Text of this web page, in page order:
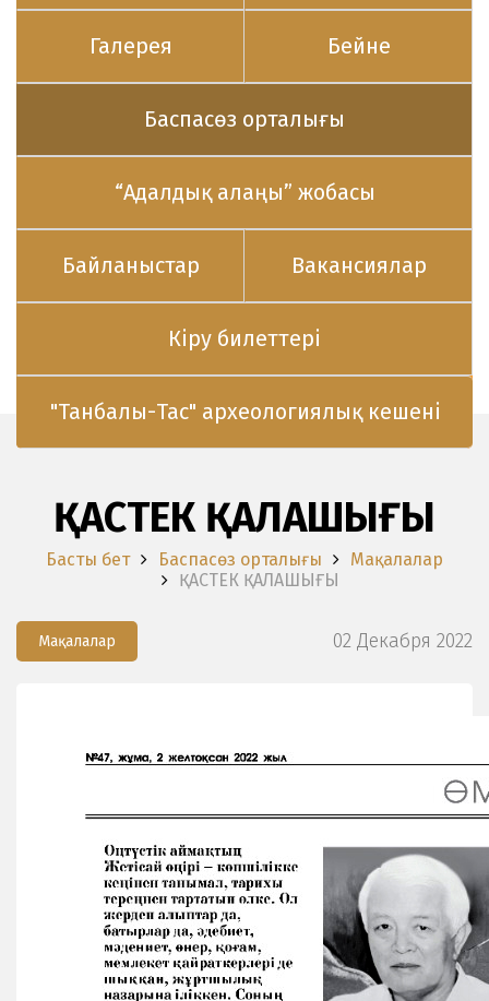
Галерея Бейне
Баспасөз орталығы
“Адалдық алаңы” жобасы
Байланыстар Вакансиялар
Кіру билеттері
"Танбалы-Тас" археологиялық кешені
ҚАСТЕК ҚАЛАШЫҒЫ
Басты бет Баспасөз орталығы
Мақалалар
ҚАСТЕК ҚАЛАШЫҒЫ
Мақалалар 02 Декабря 2022